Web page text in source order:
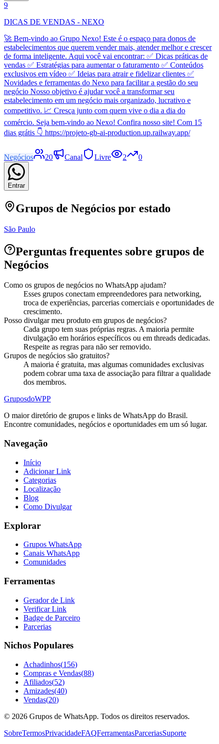
9
DICAS DE VENDAS - NEXO
🚀 Bem-vindo ao Grupo Nexo! Este é o espaço para donos de
estabelecimentos que querem vender mais, atender melhor e crescer
de forma inteligente. Aqui você vai encontrar: ✅ Dicas práticas de
vendas ✅ Estratégias para aumentar o faturamento ✅ Conteúdos
exclusivos em vídeo ✅ Ideias para atrair e fidelizar clientes ✅
Novidades e ferramentas do Nexo para facilitar a gestão do seu
negócio Nosso objetivo é ajudar você a transformar seu
estabelecimento em um negócio mais organizado, lucrativo e
competitivo. 📈 Cresça junto com quem vive o dia a dia do
comércio. Seja bem-vindo ao Nexo! Confira nosso site! Com 15
dias grátis 👇 https://projeto-gb-ai-production.up.railway.app/
Negócios 20 Canal Livre 2 0
Entrar
Grupos de Negócios por estado
São Paulo
Perguntas frequentes sobre grupos de
Negócios
Como os grupos de negócios no WhatsApp ajudam?
Esses grupos conectam empreendedores para networking,
troca de experiências, parcerias comerciais e oportunidades de
crescimento.
Posso divulgar meu produto em grupos de negócios?
Cada grupo tem suas próprias regras. A maioria permite
divulgação em horários específicos ou em threads dedicadas.
Respeite as regras para não ser removido.
Grupos de negócios são gratuitos?
A maioria é gratuita, mas algumas comunidades exclusivas
podem cobrar uma taxa de associação para filtrar a qualidade
dos membros.
GruposdoWPP
O maior diretório de grupos e links de WhatsApp do Brasil.
Encontre comunidades, negócios e oportunidades em um só lugar.
Navegação
Início
Adicionar Link
Categorias
Localização
Blog
Como Divulgar
Explorar
Grupos WhatsApp
Canais WhatsApp
Comunidades
Ferramentas
Gerador de Link
Verificar Link
Badge de Parceiro
Parcerias
Nichos Populares
Achadinhos(156)
Compras e Vendas(88)
Afiliados(52)
Amizades(40)
Vendas(20)
© 2026 Grupos de WhatsApp. Todos os direitos reservados.
SobreTermosPrivacidadeFAQFerramentasParceriasSuporte